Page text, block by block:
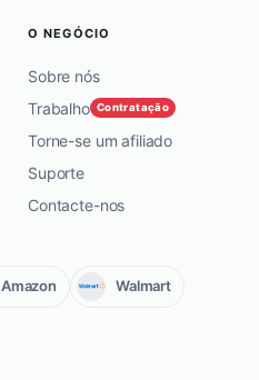
O NEGÓCIO
Sobre nós
Trabalho Contratação
Torne-se um afiliado
Suporte
Contacte-nos
Amazon Walmart